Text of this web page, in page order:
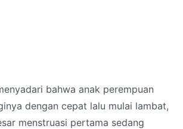
bahwa anak perempuan
dengan cepat lalu mulai lambat,
menstruasi pertama sedang